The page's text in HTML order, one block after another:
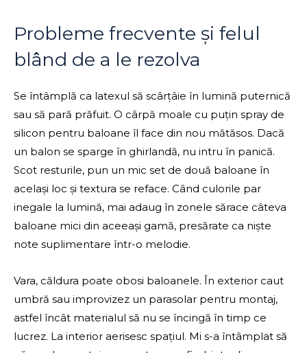
Probleme frecvente și felul
blând de a le rezolva
Se întâmplă ca latexul să scârțâie în lumină puternică
sau să pară prăfuit. O cârpă moale cu puțin spray de
silicon pentru baloane îl face din nou mătăsos. Dacă
un balon se sparge în ghirlandă, nu intru în panică.
Scot resturile, pun un mic set de două baloane în
același loc și textura se reface. Când culorile par
inegale la lumină, mai adaug în zonele sărace câteva
baloane mici din aceeași gamă, presărate ca niște
note suplimentare într-o melodie.
Vara, căldura poate obosi baloanele. În exterior caut
umbră sau improvizez un parasolar pentru montaj,
astfel încât materialul să nu se încingă în timp ce
lucrez. La interior aerisesc spațiul. Mi s-a întâmplat să